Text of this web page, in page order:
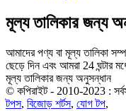
মূল্য তালিকার জন্য
আমাদের পণ্য বা মূল্য তালিকা
ছেড়ে দিন এবং আমরা 24 ঘন্টার
মূল্য তালিকার জন্য অনুসন্ধান
© কপিরাইট - 2010-2023 :
টপস, বিজোড় শর্টস, যোগ টপ,